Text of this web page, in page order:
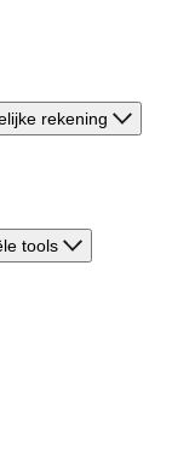
rekening
tools